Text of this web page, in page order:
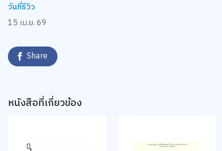
วันที่รีวิว
15 เม.ย. 69
Share
หนังสือที่เกี่ยวข้อง